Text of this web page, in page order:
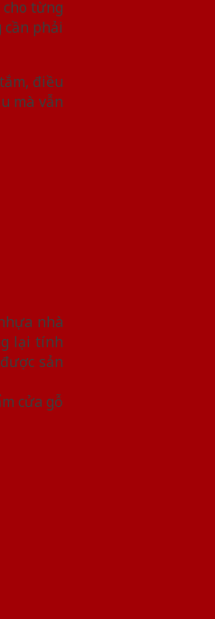
từng
phải
điều
mà vẫn
nhà
lại tính
sản
cửa gỗ